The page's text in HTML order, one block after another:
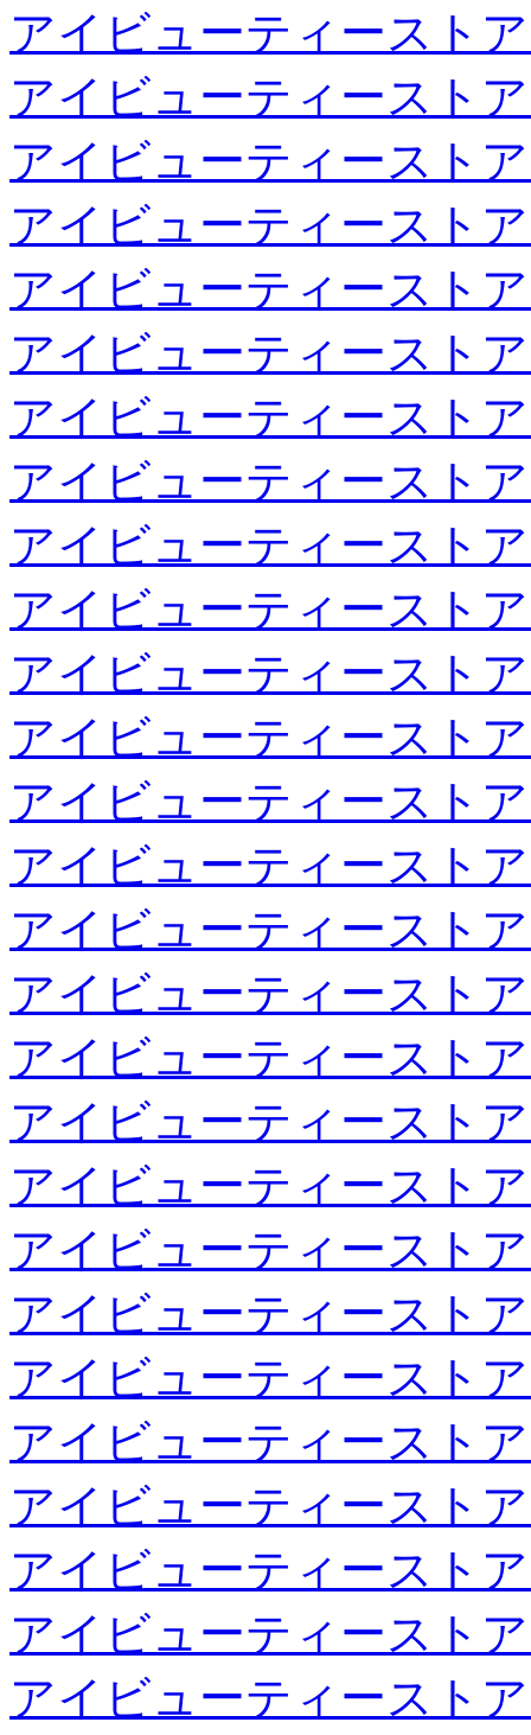
アイビューティースト
アイビューティースト
アイビューティースト
アイビューティースト
アイビューティースト
アイビューティースト
アイビューティースト
アイビューティースト
アイビューティースト
アイビューティースト
アイビューティースト
アイビューティースト
アイビューティースト
アイビューティースト
アイビューティースト
アイビューティースト
アイビューティースト
アイビューティースト
アイビューティースト
アイビューティースト
アイビューティースト
アイビューティースト
アイビューティースト
アイビューティースト
アイビューティースト
アイビューティースト
アイビューティースト